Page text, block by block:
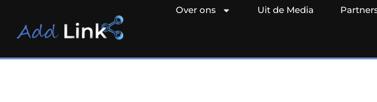
Over ons Uit de Media